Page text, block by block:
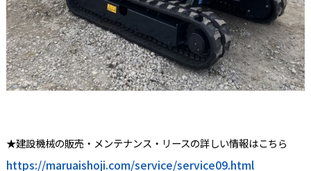
★建設機械の販売・メンテナンス・リースの詳しい情報はこちら
https://maruaishoji.com/service/service09.html